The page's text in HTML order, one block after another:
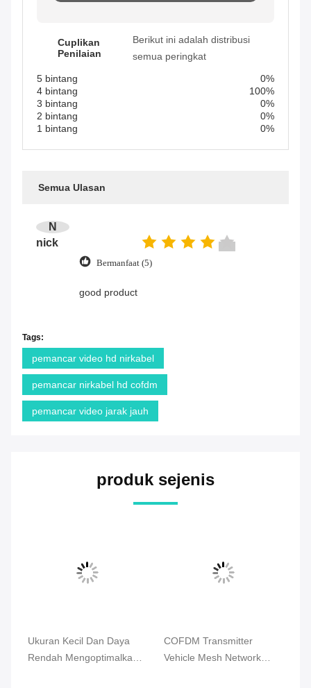
Cuplikan
Penilaian
Berikut ini adalah distribusi
semua peringkat
5 bintang
0%
4 bintang
100%
3 bintang
0%
2 bintang
0%
1 bintang
0%
Semua Ulasan
N
nick
Bermanfaat (5)
good product
Tags:
pemancar video hd nirkabel
pemancar nirkabel hd cofdm
pemancar video jarak jauh
produk sejenis
Ukuran Kecil Dan Daya
Rendah Mengoptimalkan
COFDM Transmitter
Vehicle Mesh Network